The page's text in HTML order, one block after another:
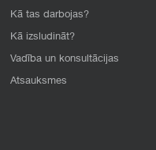
Kā tas darbojas?
Kā izsludināt?
Vadība un konsultācijas
Atsauksmes